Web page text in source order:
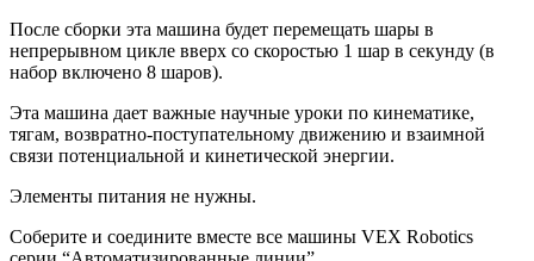
После сборки эта машина будет перемещать шары в
непрерывном цикле вверх со скоростью 1 шар в секунду (в
набор включено 8 шаров).
Эта машина дает важные научные уроки по кинематике,
тягам, возвратно-поступательному движению и взаимной
связи потенциальной и кинетической энергии.
Элементы питания не нужны.
Соберите и соедините вместе все машины VEX Robotics